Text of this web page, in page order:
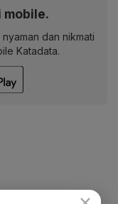
dan nikmati
Katadata.